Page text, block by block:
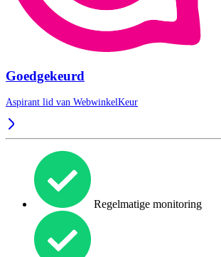
Goedgekeurd
Aspirant lid van WebwinkelKeur
Regelmatige monitoring